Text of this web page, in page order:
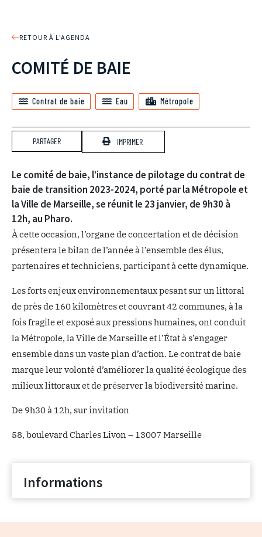
RETOUR À L'AGENDA
COMITÉ DE BAIE
Contrat de baie Eau Métropole
PARTAGER IMPRIMER
Le comité de baie, l’instance de pilotage du contrat de
baie de transition 2023-2024, porté par la Métropole et
la Ville de Marseille, se réunit le 23 janvier, de 9h30 à
12h, au Pharo.
À cette occasion, l’organe de concertation et de décision
présentera le bilan de l’année à l’ensemble des élus,
partenaires et techniciens, participant à cette dynamique.
Les forts enjeux environnementaux pesant sur un littoral
de près de 160 kilomètres et couvrant 42 communes, à la
fois fragile et exposé aux pressions humaines, ont conduit
la Métropole, la Ville de Marseille et l’État à s’engager
ensemble dans un vaste plan d’action. Le contrat de baie
marque leur volonté d’améliorer la qualité écologique des
milieux littoraux et de préserver la biodiversité marine.
De 9h30 à 12h, sur invitation
58, boulevard Charles Livon – 13007 Marseille
Informations